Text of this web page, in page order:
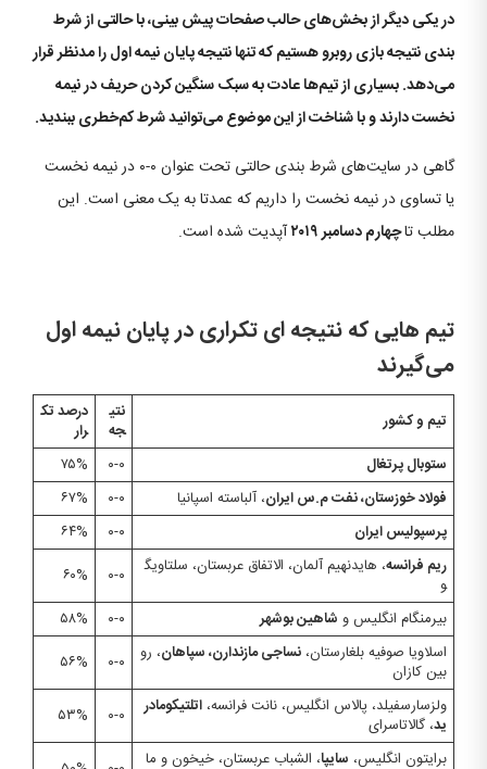
در یکی دیگر از بخش‌های حالب صفحات پیش بینی، با حالتی از شرط
بندی نتیجه بازی روبرو هستیم که تنها نتیجه پایان نیمه اول را مدنظر قرار
می‌دهد. بسیاری از تیم‌ها عادت به سبک سنگین کردن حریف در نیمه
نخست دارند و با شناخت از این موضوع می‌توانید شرط کم‌خطری ببندید.
گاهی در سایت‌های شرط بندی حالتی تحت عنوان ۰-۰ در نیمه نخست
یا تساوی در نیمه نخست را داریم که عمدتا به یک معنی است. این
مطلب تاچهارم دسامبر ۲۰۱۹ آپدیت شده است.
تیم هایی که نتیجه ای تکراری در پایان نیمه اول
می‌گیرند
تیم و کشور
نتی
جه
درصد تک
رار
ستوبال پرتغال
۰-۰
۷۵%
فولاد خوزستان، نفت م.س ایران، آلباسته اسپانیا ۰-۰
۶۷%
پرسپولیس ایران
۰-۰
۶۴%
ریم فرانسه، هایدنهیم آلمان، الاتفاق عربستان، سلتاویگ
و
۰-۰
۶۰%
بیرمنگام انگلیس و شاهین بوشهر ۰-۰
۵۸%
اسلاویا صوفیه بلغارستان،نساجی مازندارن، سپاهان، رو
بین کازان
۰-۰
۵۶%
ولزسارسفیلد، پالاس انگلیس، نانت فرانسه،اتلتیکومادر
ید، گالاتاسرای ۰-۰
۵۳%
برایتون انگلیس، سایپا، الشباب عربستان، خیخون و ما